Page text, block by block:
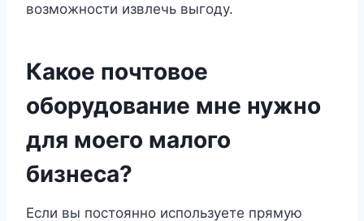
возможности извлечь выгоду.
Какое почтовое
оборудование мне нужно
для моего малого
бизнеса?
Если вы постоянно используете прямую